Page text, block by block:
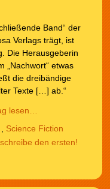
Band“ der
Verlags trägt, ist
Die Herausgeberin
„Nachwort“ etwas
die dreibändige
Texte […] ab.“
lesen…
Science Fiction
den ersten!